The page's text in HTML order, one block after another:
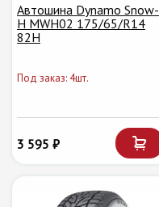
Автошина Dynamo Snow-
H MWH02 175/65/R14
82H
Под заказ: 4шт.
3 595 ₽